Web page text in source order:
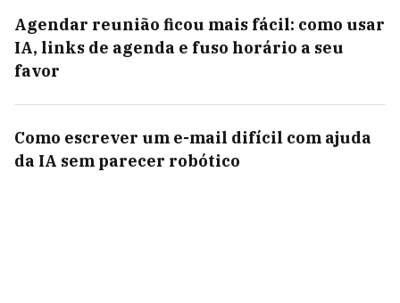
Agendar reunião ficou mais fácil: como usar
IA, links de agenda e fuso horário a seu
favor
Como escrever um e-mail difícil com ajuda
da IA sem parecer robótico